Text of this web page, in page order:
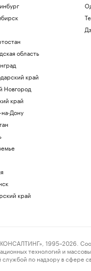
область
край
Новгород
край
на-Дону
край
1995–2026.
технологий и
по надзору в сфере